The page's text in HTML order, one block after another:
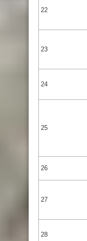
22
23
24
25
26
27
28